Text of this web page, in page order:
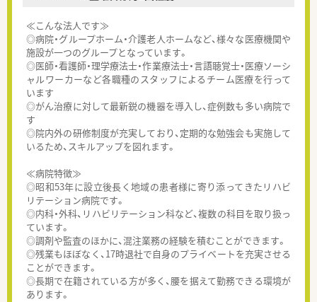
≪こんな法人です≫
◎病院・グループホーム・介護老人ホームなど、様々な医療機関や
施設が一つのグループとなっています。
◎医師・看護師・理学療法士・作業療法士・言語聴覚士・医療ソーシ
ャルワーカーなど各職種のスタッフによるチーム医療を行って
います
◎がん治療に対して最新鋭の機器を導入し、症例数も多い病院で
す
◎院内外の研修制度が充実しており、定期的な勉強会も実施して
いるため、スキルアップを図れます。
≪病院特徴≫
◎昭和53年に設立後長く地域の患者様に寄り添ってきたリハビ
リテーション病院です。
◎内科・外科、リハビリテーション科など、複数の科目を取り扱っ
ています。
◎調剤や監査のほかに、混注業務の経験を積むことができます。
◎残業もほぼなく、17時退社で自身のプライベートを充実させる
ことができます。
◎長期で在籍されている方が多く、腰を据えて勤務できる環境が
あります。